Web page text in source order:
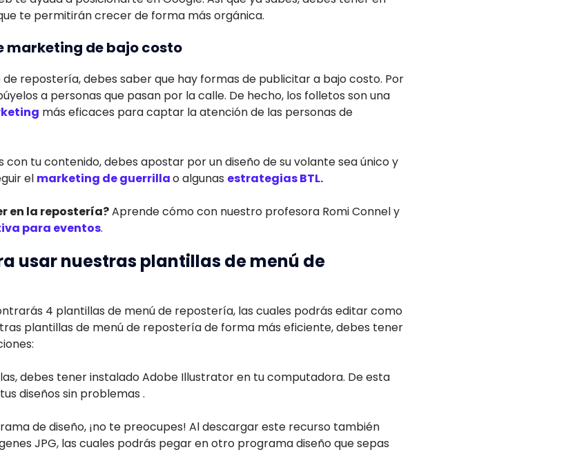
te permitirán crecer de forma más orgánica.
marketing de bajo costo
repostería, debes saber que hay formas de publicitar a bajo costo. Por
a personas que pasan por la calle. De hecho, los folletos son una
más eficaces para captar la atención de las personas de
con tu contenido, debes apostar por un diseño de su volante sea único y
el marketing de guerrillao algunas estrategias BTL.
en la repostería?Aprende cómo con nuestro profesora Romi Connel y
para eventos.
usar nuestras plantillas de menú de
4 plantillas de menú de repostería, las cuales podrás editar como
plantillas de menú de repostería de forma más eficiente, debes tener
debes tener instalado Adobe Illustrator en tu computadora. De esta
diseños sin problemas .
de diseño, ¡no te preocupes! Al descargar este recurso también
JPG, las cuales podrás pegar en otro programa diseño que sepas